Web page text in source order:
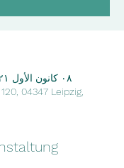
٠٨ كانون الأول ٢٠٢١، ٤:٠٠ م – ٧:٠٠ م
04347 Leipzig,